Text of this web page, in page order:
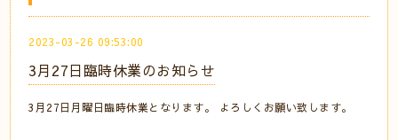
2023-03-26 09:53:00
3月27日臨時休業のお知らせ
3月27日月曜日臨時休業となります。 よろしくお願い致します。